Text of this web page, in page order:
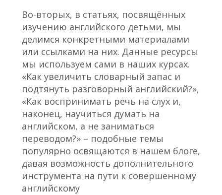
Во-вторых, в статьях, посвящённых
изучению английского детьми, мы
делимся конкретными материалами
или ссылками на них. Данные ресурсы
мы используем сами в наших курсах.
«Как увеличить словарный запас и
подтянуть разговорный английский?»,
«Как воспринимать речь на слух и,
наконец, научиться думать на
английском, а не заниматься
переводом?» – подобные темы
популярно освящаются в нашем блоге,
давая возможность дополнительного
инструмента на пути к совершенному
английскому